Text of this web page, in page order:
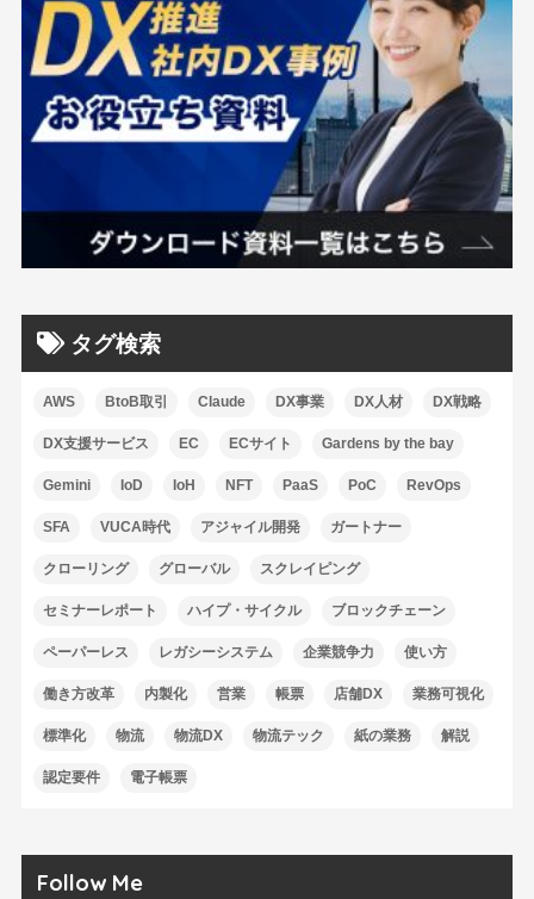
タグ検索
AWS BtoB取引 Claude DX事業 DX人材 DX戦略
DX支援サービス EC ECサイト Gardens by the bay
Gemini IoD IoH NFT PaaS PoC RevOps
SFA VUCA時代 アジャイル開発 ガートナー
クローリング グローバル スクレイピング
セミナーレポート ハイプ・サイクル ブロックチェーン
ペーパーレス レガシーシステム 企業競争力 使い方
働き方改革 内製化 営業 帳票 店舗DX 業務可視化
標準化 物流 物流DX 物流テック 紙の業務 解説
認定要件 電子帳票
Follow Me